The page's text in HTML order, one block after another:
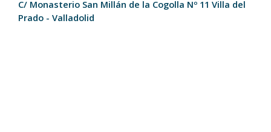
C/ Monasterio San Millán de la Cogolla Nº 11 Villa del
Prado - Valladolid